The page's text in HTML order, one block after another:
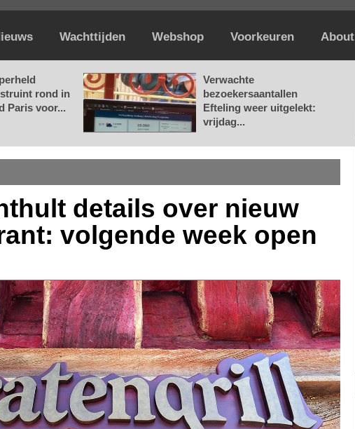
Wachttijden Webshop Voorkeuren About
rond in
Paris voor...
Verwachte
bezoekersaantallen
Efteling weer uitgelekt:
vrijdag...
details over nieuw
volgende week open